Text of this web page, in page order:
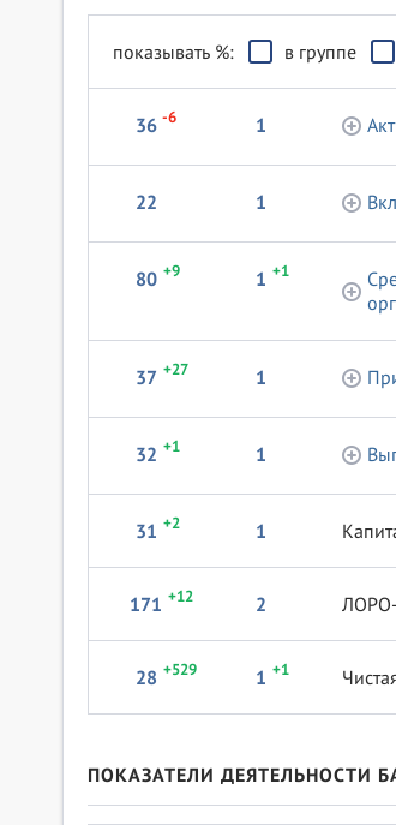
показывать %: в группе
36 -6 1
22 1
80 +9 1 +1
37 +27 1
32 +1 1
31 +2 1
171 +12 2 ЛОРО-
28 +529 1 +1
ПОКАЗАТЕЛИ ДЕЯТЕЛЬНОСТИ